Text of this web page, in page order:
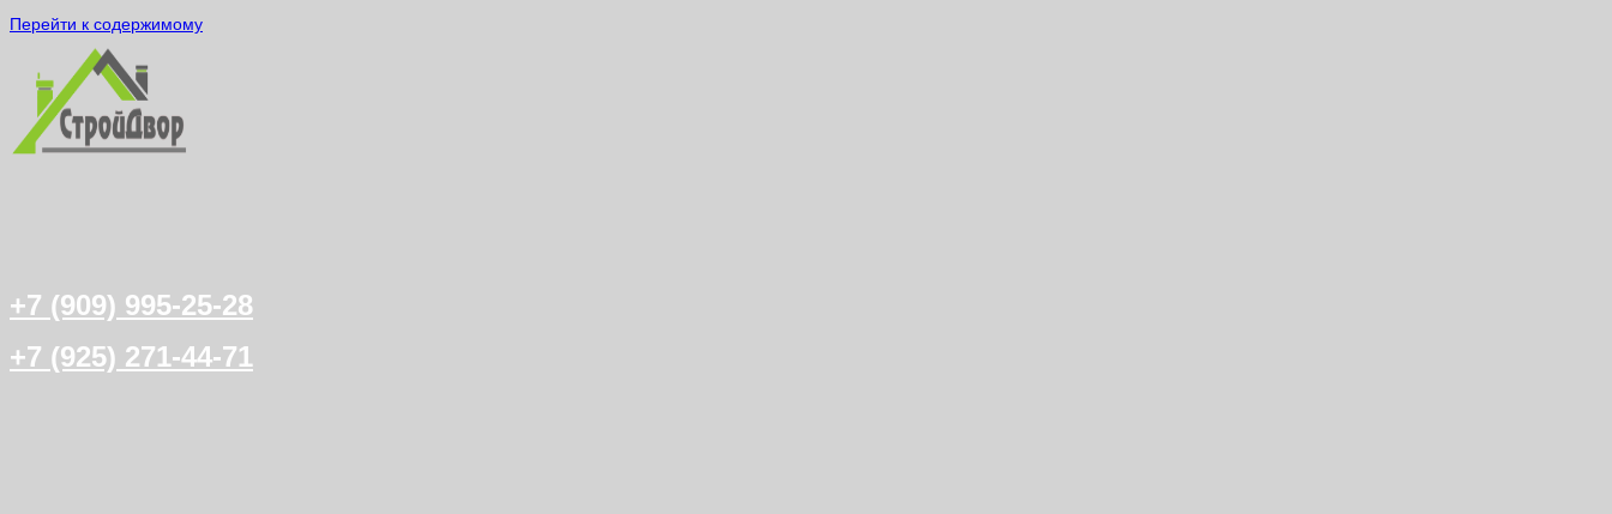
Перейти к содержимому
+7 (909) 995-25-28
+7 (925) 271-44-71